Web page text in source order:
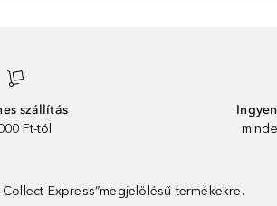
szállítás
Ft-tól
Express”megjelölésű termékekre.